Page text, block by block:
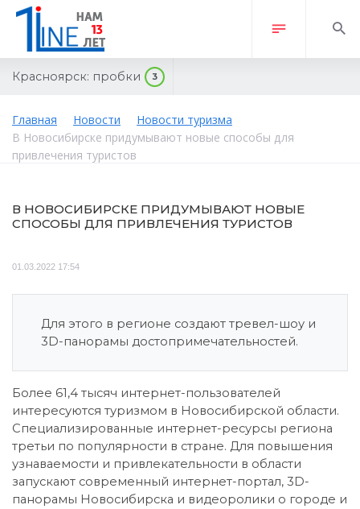
Красноярск: пробки 3
Главная Новости
Новости туризма
В Новосибирске придумывают новые способы для
привлечения туристов
В НОВОСИБИРСКЕ ПРИДУМЫВАЮТ НОВЫЕ
СПОСОБЫ ДЛЯ ПРИВЛЕЧЕНИЯ ТУРИСТОВ
01.03.2022 17:54
Для этого в регионе создают тревел-шоу и
3D-панорамы достопримечательностей.
Более 61,4 тысяч интернет-пользователей
интересуются туризмом в Новосибирской области.
Специализированные интернет-ресурсы региона
третьи по популярности в стране. Для повышения
узнаваемости и привлекательности в области
запускают современный интернет-портал, 3D-
панорамы Новосибирска и видеоролики о городе и